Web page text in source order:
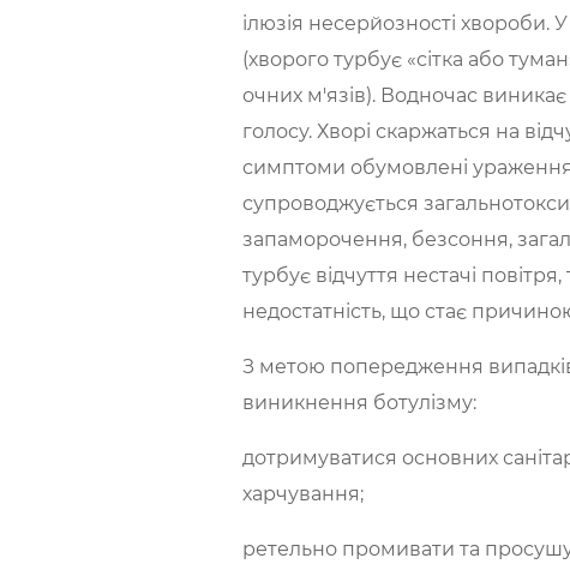
ілюзія несерйозності
(хворого турбує «сітка або
очних м'язів). Водночас
голосу. Хворі скаржаться на
симптоми обумовлені
супроводжується
запаморочення, безсоння,
турбує відчуття нестачі
недостатність, що стає
З метою попередження
виникнення ботулізму:
дотримуватися основних
харчування;
ретельно промивати та